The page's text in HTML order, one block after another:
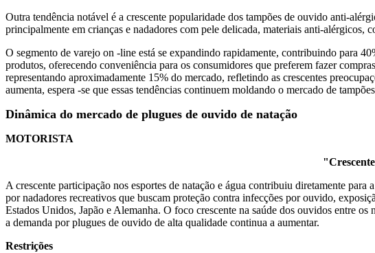
Outra tendência notável é a crescente popularidade dos tampões de ouvido anti-
principalmente em crianças e nadadores com pele delicada, materiais anti-alérgicos,
O segmento de varejo on -line está se expandindo rapidamente, contribuindo para
produtos, oferecendo conveniência para os consumidores que preferem fazer
representando aproximadamente 15% do mercado, refletindo as crescentes
aumenta, espera -se que essas tendências continuem moldando o mercado de
Dinâmica do mercado de plugues de ouvido de natação
MOTORISTA
A crescente participação nos esportes de natação e água contribuiu diretamente
por nadadores recreativos que buscam proteção contra infecções por ouvido,
Estados Unidos, Japão e Alemanha. O foco crescente na saúde dos ouvidos entre
a demanda por plugues de ouvido de alta qualidade continua a aumentar.
Restrições